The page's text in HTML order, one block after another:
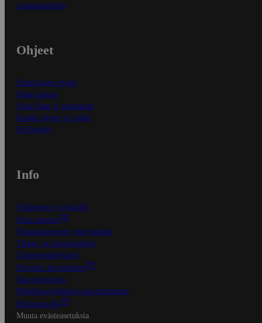
Asiakaspalvelu
Ohjeet
Ensitilaajan ohjeet
Näin maksat
Näin tilaat ja muokkaat
Kaikki ohjeet ja vinkit
In English
Info
S-Business yrityksille
Oiva-raportit
Osuuskauppojen yhteystiedot
Tilaus- ja toimitusehdot
Tietosuojakäytäntö
Palvelun käyttöehdot
Saavutettavuus
Mobiilisovelluksen saavutettavuus
Mainostajalle
Muuta evästeasetuksia